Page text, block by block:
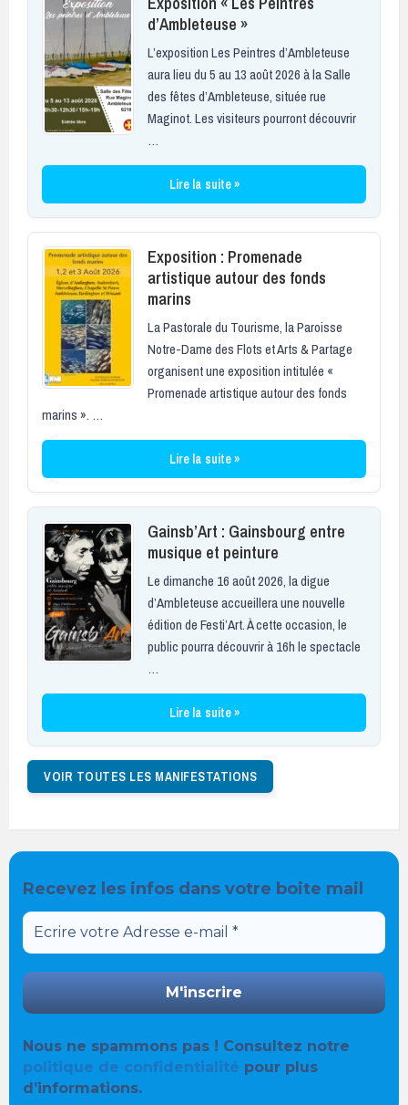
d’Ambleteuse »
L’exposition Les Peintres d’Ambleteuse
aura lieu du 5 au 13 août 2026 à la Salle
des fêtes d’Ambleteuse, située rue
Maginot. Les visiteurs pourront découvrir
…
Lire la suite »
Exposition : Promenade
artistique autour des fonds
marins
La Pastorale du Tourisme, la Paroisse
Notre-Dame des Flots et Arts & Partage
organisent une exposition intitulée «
Promenade artistique autour des fonds
marins ». …
Lire la suite »
Gainsb’Art : Gainsbourg entre
musique et peinture
Le dimanche 16 août 2026, la digue
d’Ambleteuse accueillera une nouvelle
édition de Festi’Art. À cette occasion, le
public pourra découvrir à 16h le spectacle
…
Lire la suite »
VOIR TOUTES LES MANIFESTATIONS
Recevez les infos dans votre boite mail
Nous ne spammons pas ! Consultez notre
politique de confidentialité pour plus
d’informations.